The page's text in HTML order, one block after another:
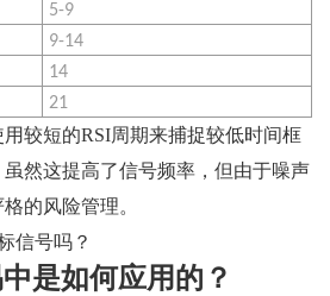
5-9
9-14
14
21
较短的RSI周期来捕捉较低时间框
然这提高了信号频率，但由于噪声
的风险管理。
信号吗？
是如何应用的？